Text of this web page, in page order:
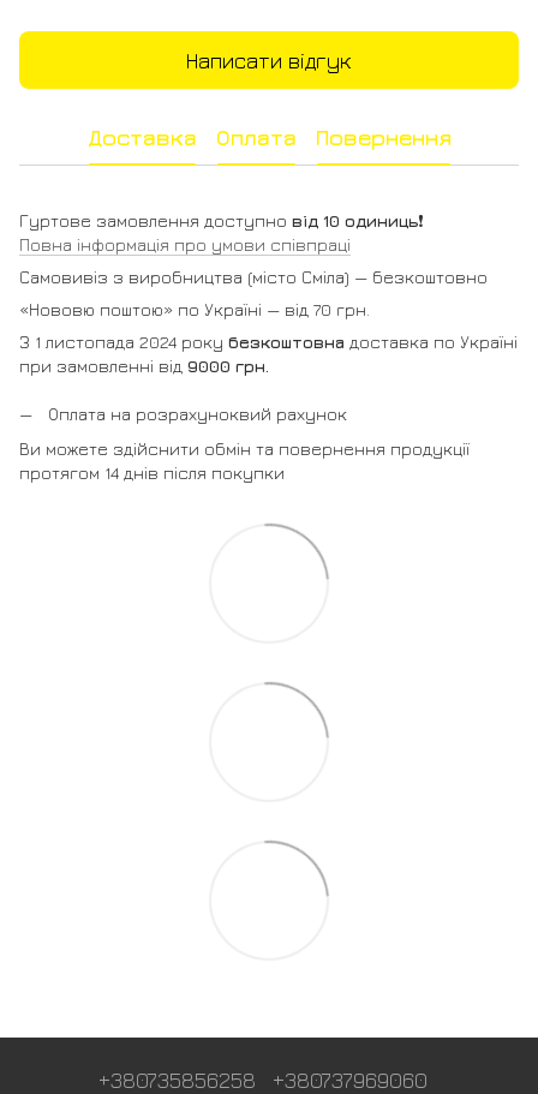
Написати відгук
Доставка Оплата Повернення
Гуртове замовлення доступно від 10 одиниць❗️
Повна інформація про умови співпраці
Самовивіз з виробництва (місто Сміла) — безкоштовно
«Нововю поштою» по Україні — від 70 грн.
З 1 листопада 2024 року безкоштовна доставка по Україні
при замовленні від 9000 грн.
Оплата на розрахуноквий рахунок
Ви можете здійснити обмін та повернення продукції
протягом 14 днів після покупки
+380735856258 +380737969060